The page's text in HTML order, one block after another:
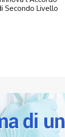
Secondo Livello